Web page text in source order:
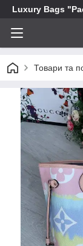
Luxury Bags
Товари та